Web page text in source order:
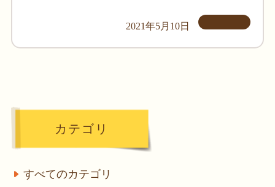
2021年5月10日
カテゴリ
すべてのカテゴリ